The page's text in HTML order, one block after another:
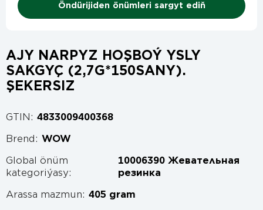
Öndürijiden önümleri sargyt ediň
AJY NARPYZ HOŞBOÝ YSLY
SAKGYÇ (2,7G*150SANY).
ŞEKERSIZ
GTIN: 4833009400368
Brend: WOW
Global önüm
kategoriýasy:
10006390 Жевательная
резинка
Arassa mazmun: 405 gram